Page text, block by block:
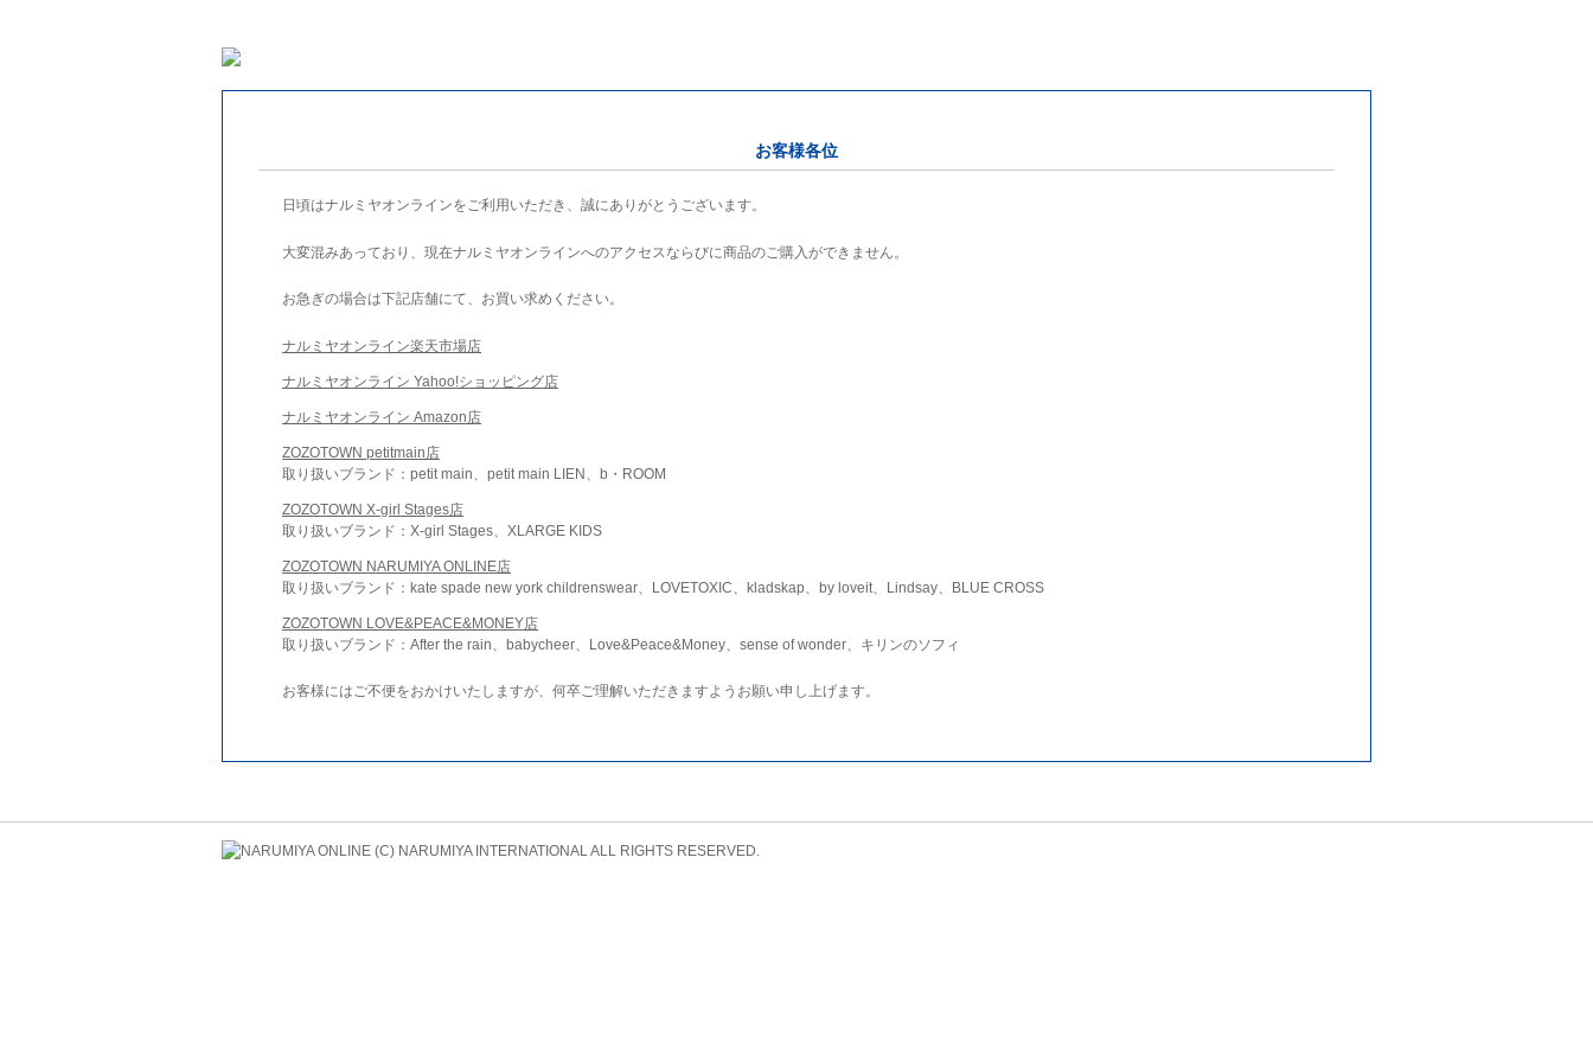
お客様各位
日頃はナルミヤオンラインをご利用いただき、誠にありがとうございます。
大変混みあっており、現在ナルミヤオンラインへのアクセスならびに商品のご購入ができません。
お急ぎの場合は下記店舗にて、お買い求めください。
ナルミヤオンライン楽天市場店
ナルミヤオンライン Yahoo!ショッピング店
ナルミヤオンライン Amazon店
ZOZOTOWN petitmain店
取り扱いブランド：petit main、petit main LIEN、b・ROOM
ZOZOTOWN X-girl Stages店
取り扱いブランド：X-girl Stages、XLARGE KIDS
ZOZOTOWN NARUMIYA ONLINE店
取り扱いブランド：kate spade new york childrenswear、LOVETOXIC、kladskap、by loveit、Lindsay、BLUE CROSS
ZOZOTOWN LOVE&PEACE&MONEY店
取り扱いブランド：After the rain、babycheer、Love&Peace&Money、sense of wonder、キリンのソフィ
お客様にはご不便をおかけいたしますが、何卒ご理解いただきますようお願い申し上げます。